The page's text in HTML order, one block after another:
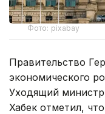
Фото: pixabay
Правительство
экономического
Уходящий
Хабек отметил,